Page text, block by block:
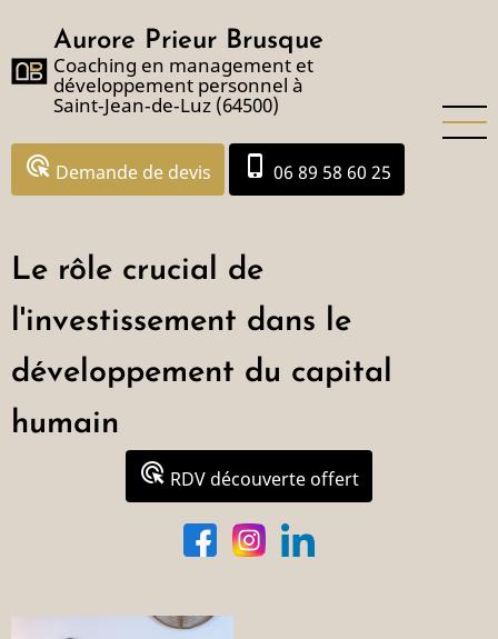
contenu
principal
Aurore Prieur Brusque
Coaching en management et
développement personnel à
Saint‑Jean‑de‑Luz (64500)
ads_click Demande de devis phone_iphone 06 89 58 60 25
Le rôle crucial de
l'investissement dans le
développement du capital
humain
ads_click RDV découverte offert